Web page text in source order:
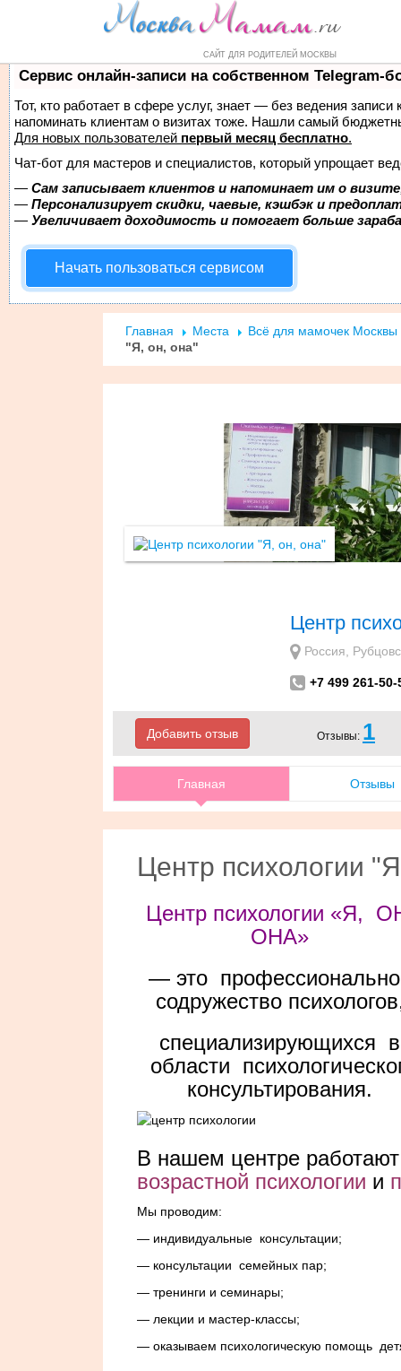
САЙТ ДЛЯ РОДИТЕЛЕЙ МОСКВЫ
Форум Маркет Справочник
Сервис онлайн-записи на собственном Telegram-
Тот, кто работает в сфере услуг, знает — без ведения
напоминать клиентам о визитах тоже. Нашли самый
Для новых пользователей первый месяц бесплатно.
Чат-бот для мастеров и специалистов, который упрощает
— Сам записывает клиентов и напоминает им о
— Персонализирует скидки, чаевые, кэшбэк и
— Увеличивает доходимость и помогает больше
Начать пользоваться сервисом
Главная Места
Всё для мамочек Москвы
"Я, он, она"
Центр
Россия,
+7 499 261-
Добавить отзыв Отзывы: 1
Главная Отзывы
Центр психологии
Центр психологии «Я,
ОНА»
— это
содружество
специализирующихся в
области
консультирования.
В нашем центре
возрастной психологии и
Мы проводим:
— индивидуальные консультации;
— консультации семейных пар;
— тренинги и семинары;
— лекции и мастер-классы;
— оказываем психологическую помощь